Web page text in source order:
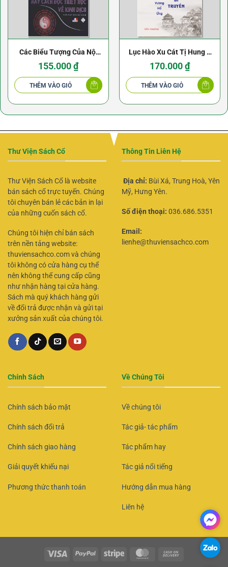
Các Biểu Tượng Của Nội
Giới Hay Cách Đọc Triết
Học Về Kinh Dịch
155.000₫
THÊM VÀO GIỎ
Lục Hào Xu Cát Tị Hung –
Hóa Giải Bí Truyền –
Vương Hổ Ứng
170.000₫
THÊM VÀO GIỎ
Thư Viện Sách Cổ
Thư Viện Sách Cổ là website
bán sách cổ trực tuyến. Chúng
tôi chuyên bán lẻ các bản in lại
của những cuốn sách cổ.
Chúng tôi hiện chỉ bán sách
trên nền tảng website:
thuviensachco.com và chúng
tôi không có cửa hàng cụ thể
nên không thể cung cấp cũng
như nhận hàng tại cửa hàng.
Sách mà quý khách hàng gửi
về đổi trả được nhận và gửi tại
xưởng sản xuất của chúng tôi.
Thông Tin Liên Hệ
Địa chỉ: Bùi Xá, Trung Hoà, Yên
Mỹ, Hưng Yên.
Số điện thoại: 036.686.5351
Email:
lienhe@thuviensachco.com
Chính Sách
Chính sách bảo mật
Chính sách đổi trả
Chính sách giao hàng
Giải quyết khiếu nại
Phương thức thanh toán
Về Chúng Tôi
Về chúng tôi
Tác giả- tác phẩm
Tác phẩm hay
Tác giả nổi tiếng
Hướng dẫn mua hàng
Liên hệ